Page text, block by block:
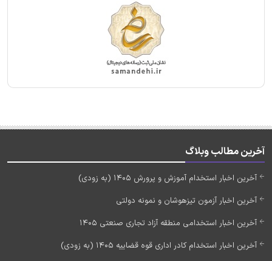
آخرین مطالب وبلاگ
آخرین اخبار استخدام آموزش و پرورش 1405 (به زودی)
آخرین اخبار آزمون تیزهوشان و نمونه دولتی
آخرین اخبار استخدامی منطقه آزاد تجاری صنعتی 1405
آخرین اخبار استخدام کادر اداری قوه قضاییه 1405 (به زودی)